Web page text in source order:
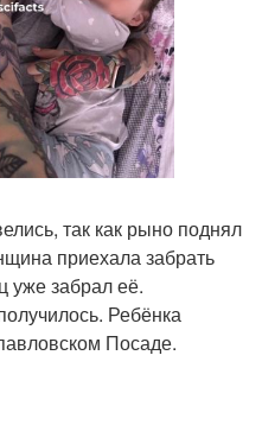
так как рыно поднял
приехала забрать
уже забрал её.
Ребёнка
Посаде.